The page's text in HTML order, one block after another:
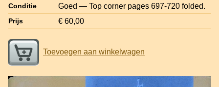
Conditie Goed — Top corner pages 697-720 folded.
Prijs € 60,00
Toevoegen aan winkelwagen